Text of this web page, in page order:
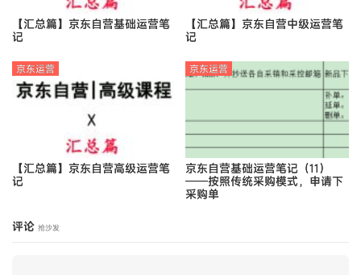
【汇总篇】京东自营基础运营笔
记
【汇总篇】京东自营中级运营笔
记
【汇总篇】京东自营高级运营笔
记
京东运营
京东自营基础运营笔记（11）
——按照传统采购模式，申请下
采购单
京东运营
评论 抢沙发